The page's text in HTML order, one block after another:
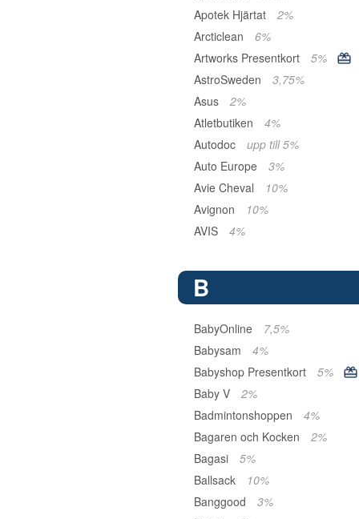
Apotek Hjärtat
2%
Arcticlean
6%
Artworks Presentkort
5%
AstroSweden
3,75%
Asus
2%
Atletbutiken
4%
Autodoc
upp till 5%
Auto Europe
3%
Avie Cheval
10%
Avignon
10%
AVIS
4%
B
BabyOnline
7,5%
Babysam
4%
Babyshop Presentkort
5%
Baby V
2%
Badmintonshoppen
4%
Bagaren och Kocken
2%
Bagasi
5%
Ballsack
10%
Banggood
3%